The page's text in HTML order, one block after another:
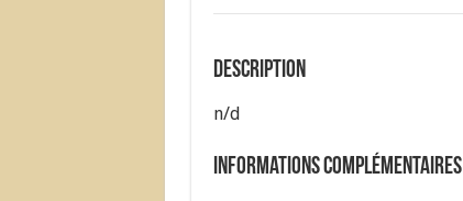
Description
n/d
Informations complémentaires